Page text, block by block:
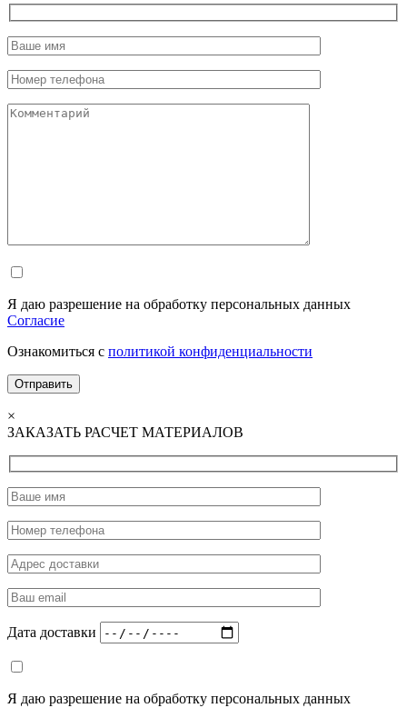
Я даю разрешение на обработку персональных данных
Согласие
Ознакомиться с политикой конфиденциальности
×
ЗАКАЗАТЬ РАСЧЕТ МАТЕРИАЛОВ
Дата доставки
Я даю разрешение на обработку персональных данных